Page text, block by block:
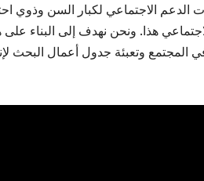
الدعم الاجتماعي لكبار السن وذوي
هذا. ونحن نهدف إلى البناء على
وتعبئة جدول أعمال البحث